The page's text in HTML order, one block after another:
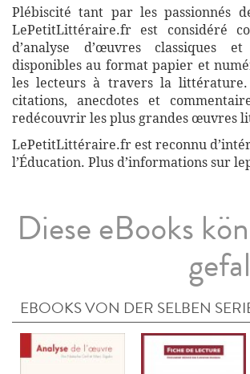
Plébiscité tant par les passionnés
LePetitLittéraire.fr est considéré
d’analyse d’œuvres classiques
disponibles au format papier et
les lecteurs à travers la littérature.
citations, anecdotes et
redécouvrir les plus grandes œuvres
LePetitLittéraire.fr est reconnu
l’Éducation. Plus d’informations sur
Diese eBooks
EBOOKS VON DER SELBEN